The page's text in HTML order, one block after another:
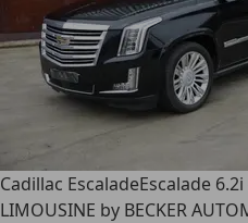
Cadillac EscaladeEscalade
LIMOUSINE by BECKER